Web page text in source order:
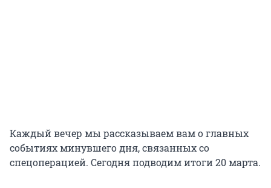
Каждый вечер мы рассказываем вам о главных
событиях минувшего дня, связанных со
спецоперацией. Сегодня подводим итоги 20 марта.